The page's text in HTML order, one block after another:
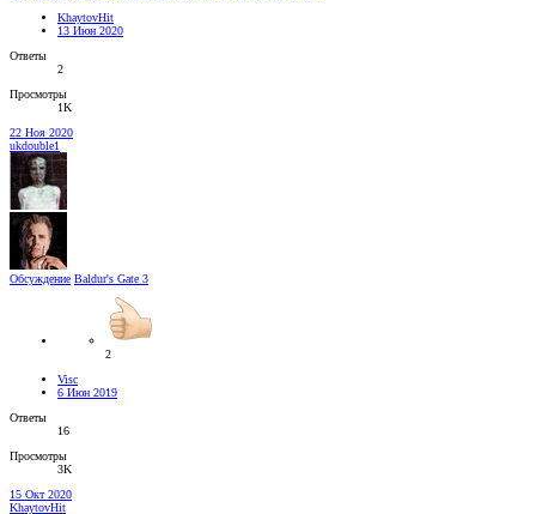
KhaytovHit
13 Июн 2020
Ответы
2
Просмотры
1K
22 Ноя 2020
ukdouble1
Обсуждение Baldur's Gate 3
2
Visc
6 Июн 2019
Ответы
16
Просмотры
3K
15 Окт 2020
KhaytovHit